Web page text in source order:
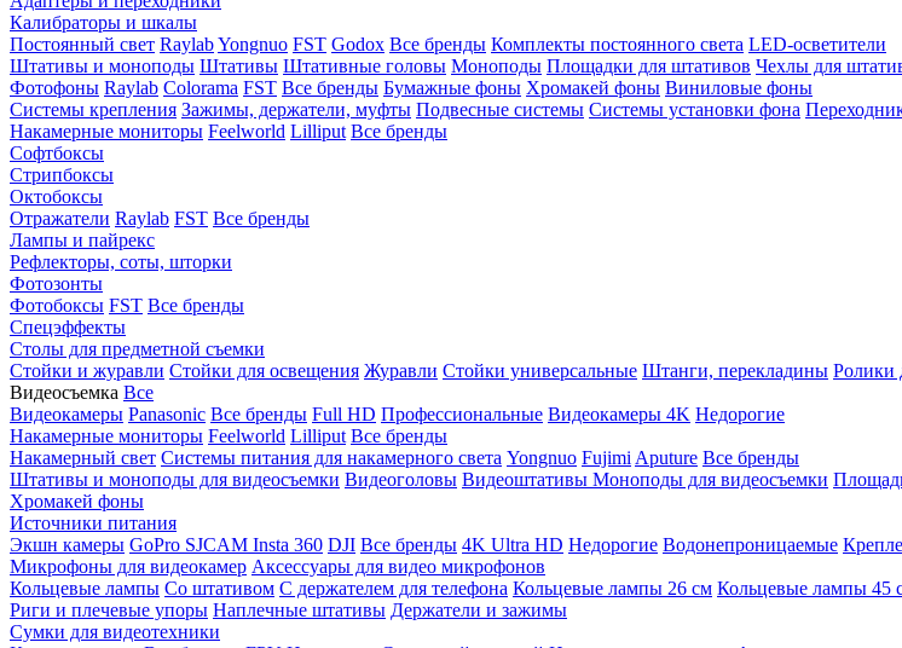
Калибраторы и шкалы
Постоянный свет RaylabYongnuo FST Godox Все бренды Комплекты постоянного света LED-осветители
Штативы и моноподы Штативы Штативные головы Моноподы Площадки для штативов Чехлы для
Фотофоны Raylab Colorama FST Все бренды Бумажные фоны Хромакей фоны Виниловые фоны
Системы крепления Зажимы, держатели, муфты Подвесные системы Системы установки фона
Накамерные мониторы Feelworld Lilliput Все бренды
Софтбоксы
Стрипбоксы
Октобоксы
Отражатели Raylab FST Все бренды
Лампы и пайрекс
Рефлекторы, соты, шторки
Фотозонты
Фотобоксы FST Все бренды
Спецэффекты
Столы для предметной съемки
Стойки и журавли Стойки для освещения Журавли Стойки универсальные Штанги, перекладины Ролики
Видеосъемка Все
Видеокамеры Panasonic Все бренды Full HD Профессиональные Видеокамеры 4K Недорогие
Накамерные мониторы Feelworld Lilliput Все бренды
Накамерный свет Системы питания для накамерного света Yongnuo Fujimi Aputure Все бренды
Штативы и моноподы для видеосъемки Видеоголовы Видеоштативы Моноподы для видеосъемки
Хромакей фоны
Источники питания
Экшн камеры GoPro SJCAM Insta 360 DJI Все бренды 4K Ultra HD Недорогие Водонепроницаемые
Микрофоны для видеокамер Аксессуары для видео микрофонов
Кольцевые лампы Со штативом C держателем для телефона Кольцевые лампы 26 см Кольцевые лампы 45
Риги и плечевые упоры Наплечные штативы Держатели и зажимы
Сумки для видеотехники